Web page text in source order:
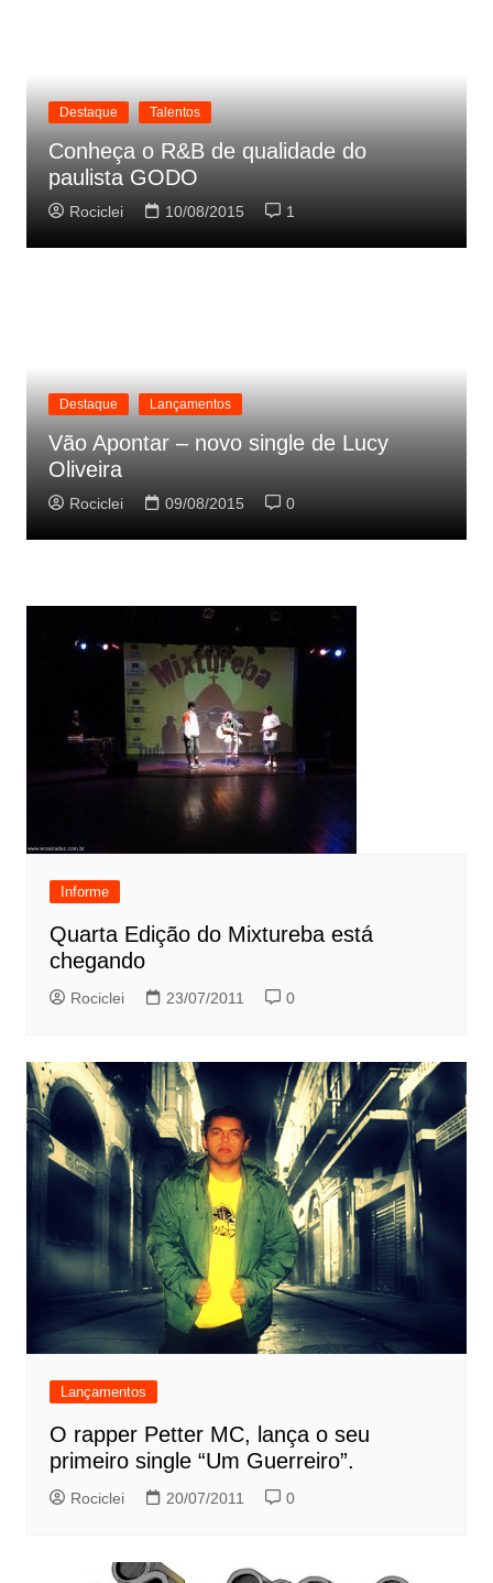
Destaque Talentos
Conheça o R&B de qualidade do
paulista GODO
Rociclei 10/08/2015 1
Destaque Lançamentos
Vão Apontar – novo single de Lucy
Oliveira
Rociclei 09/08/2015 0
Informe
Quarta Edição do Mixtureba está
chegando
Rociclei 23/07/2011 0
Lançamentos
O rapper Petter MC, lança o seu
primeiro single “Um Guerreiro”.
Rociclei 20/07/2011 0